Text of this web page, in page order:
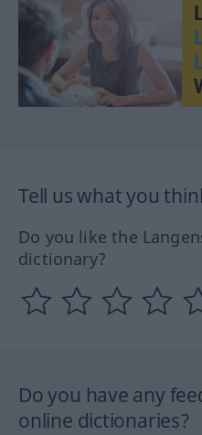
Tell us what you
Do you like the
dictionary?
Do you have any
online dictionaries?